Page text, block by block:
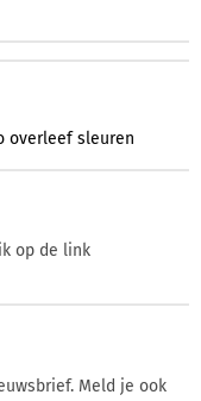
overleef sleuren
op de link
Meld je ook